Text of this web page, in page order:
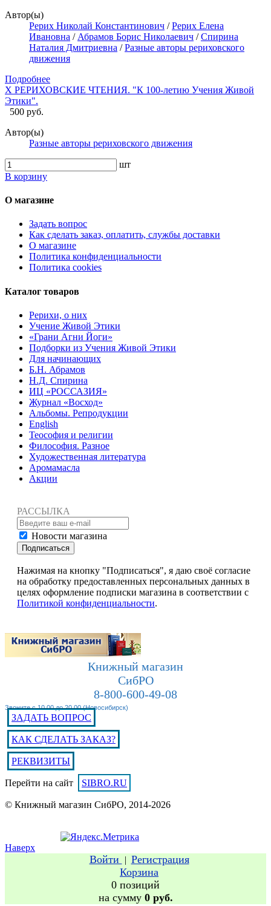
Автор(ы)
Рерих Николай Константинович /Рерих Елена
Ивановна / Абрамов Борис Николаевич /Спирина
Наталия Дмитриевна /Разные авторы рериховского
движения
Подробнее
X РЕРИХОВСКИЕ ЧТЕНИЯ. "К 100-летию Учения Живой
Этики".
500 руб.
Автор(ы)
Разные авторы рериховского движения
шт
В корзину
О магазине
Задать вопрос
Как сделать заказ, оплатить, службы доставки
О магазине
Политика конфиденциальности
Политика cookies
Каталог товаров
Рерихи, о них
Учение Живой Этики
«Грани Агни Йоги»
Подборки из Учения Живой Этики
Для начинающих
Б.Н. Абрамов
Н.Д. Спирина
ИЦ «РОССАЗИЯ»
Журнал «Восход»
Альбомы. Репродукции
English
Теософия и религии
Философия. Разное
Художественная литература
Аромамасла
Акции
РАССЫЛКА
Новости магазина
Подписаться
Нажимая на кнопку "Подписаться", я даю своё согласие
на обработку предоставленных персональных данных в
целях оформление подписки магазина в соответствии с
Политикой конфиденциальности.
Книжный магазин
СибРО
8-800-600-49-08
Звоните с 10.00 до 20.00 (Новосибирск)
ЗАДАТЬ ВОПРОС
КАК СДЕЛАТЬ ЗАКАЗ?
РЕКВИЗИТЫ
Перейти на сайт SIBRO.RU
© Книжный магазин СибРО, 2014-2026
Наверх
Войти | Регистрация
Корзина
0 позиций
на сумму 0 руб.